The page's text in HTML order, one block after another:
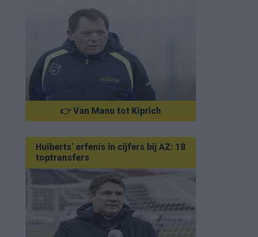
👉 Van Manu tot Kiprich
Huiberts’ erfenis in cijfers bij AZ: 18
toptransfers